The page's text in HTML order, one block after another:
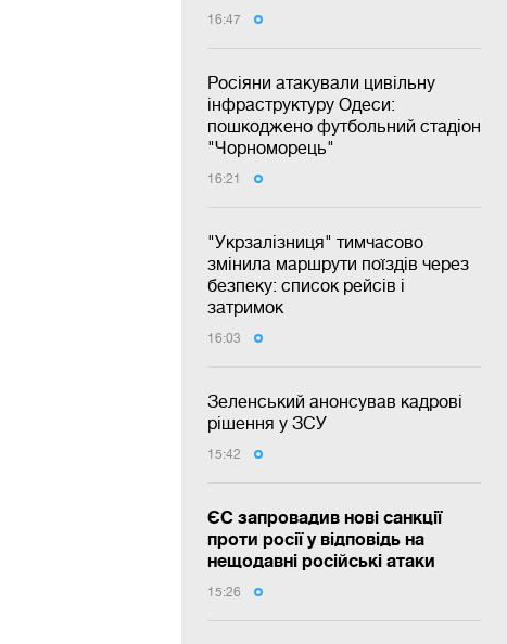
16:47
Росіяни атакували цивільну
інфраструктуру Одеси:
пошкоджено футбольний стадіон
"Чорноморець"
16:21
"Укрзалізниця" тимчасово
змінила маршрути поїздів через
безпеку: список рейсів і
затримок
16:03
Зеленський анонсував кадрові
рішення у ЗСУ
15:42
ЄС запровадив нові санкції
проти росії у відповідь на
нещодавні російські атаки
15:26